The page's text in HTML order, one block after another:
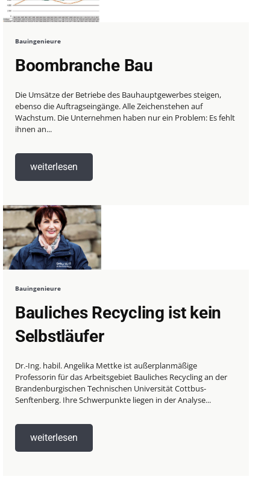
Bauingenieure
Boombranche Bau
Die Umsätze der Betriebe des Bauhauptgewerbes steigen,
ebenso die Auftragseingänge. Alle Zeichenstehen auf
Wachstum. Die Unternehmen haben nur ein Problem: Es fehlt
ihnen an...
weiterlesen
Bauingenieure
Bauliches Recycling ist kein
Selbstläufer
Dr.-Ing. habil. Angelika Mettke ist außerplanmäßige
Professorin für das Arbeitsgebiet Bauliches Recycling an der
Brandenburgischen Technischen Universität Cottbus-
Senftenberg. Ihre Schwerpunkte liegen in der Analyse...
weiterlesen